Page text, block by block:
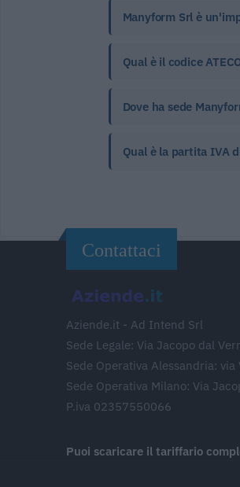
Manyform Srl è
Qual è il codice
Dove ha sede
Qual è la partita IVA
Contattaci
Aziende.it - Ad Intend Srl
Sede Legale: Via Jacopo dal
Sede Operativa Alessandria:
Sede Operativa Milano: Via
P.iva 02357550066
Puoi scaricare il tariffario